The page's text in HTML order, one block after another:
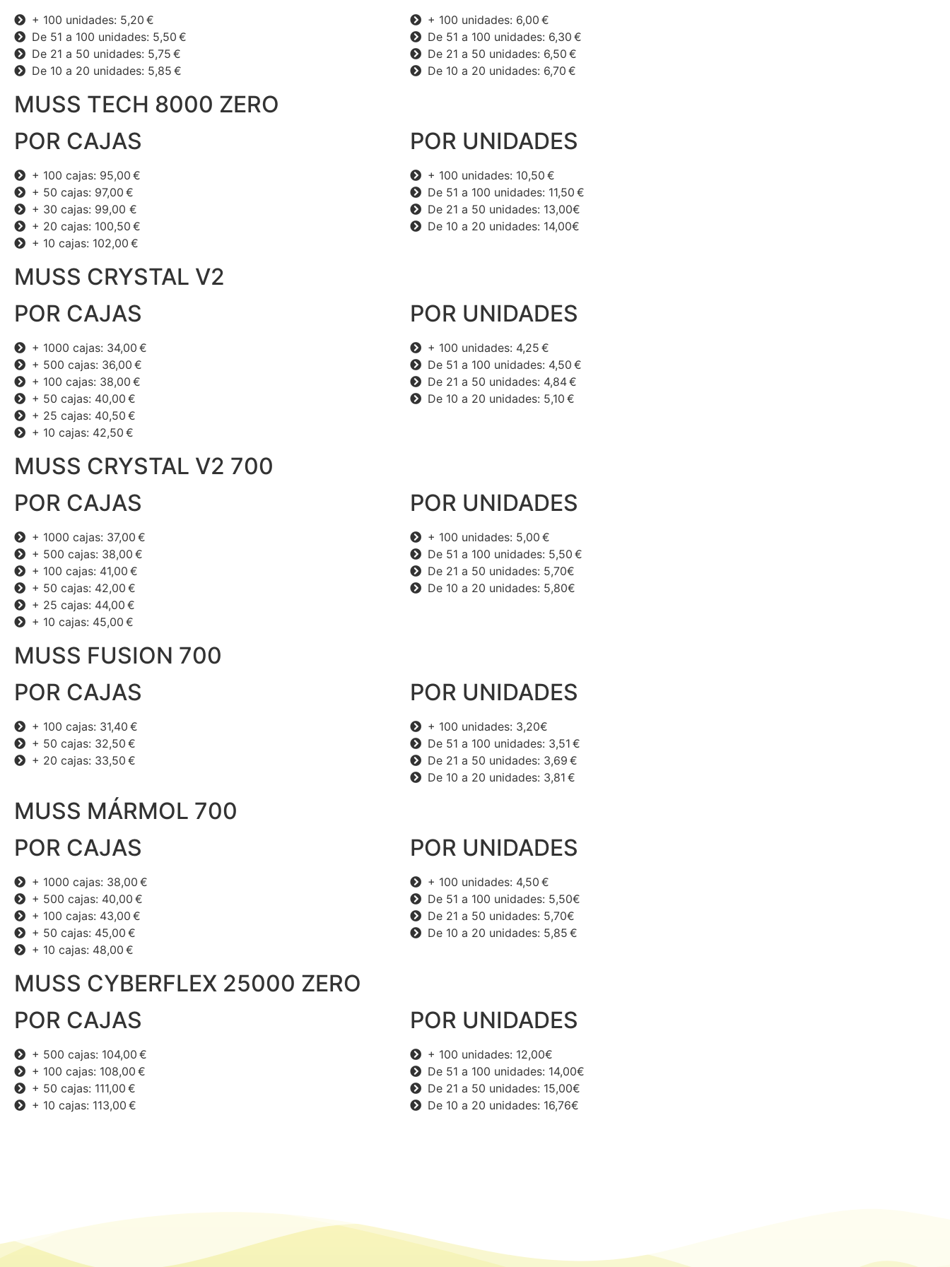
+ 100 unidades: 5,20 €
De 51 a 100 unidades: 5,50 €
De 21 a 50 unidades: 5,75 €
De 10 a 20 unidades: 5,85 €
+ 100 unidades: 6,00 €
De 51 a 100 unidades: 6,30 €
De 21 a 50 unidades: 6,50 €
De 10 a 20 unidades: 6,70 €
MUSS TECH 8000 ZERO
POR CAJAS
+ 100 cajas: 95,00 €
+ 50 cajas: 97,00 €
+ 30 cajas: 99,00 €
+ 20 cajas: 100,50 €
+ 10 cajas: 102,00 €
POR UNIDADES
+ 100 unidades: 10,50 €
De 51 a 100 unidades: 11,50 €
De 21 a 50 unidades: 13,00€
De 10 a 20 unidades: 14,00€
MUSS CRYSTAL V2
POR CAJAS
+ 1000 cajas: 34,00 €
+ 500 cajas: 36,00 €
+ 100 cajas: 38,00 €
+ 50 cajas: 40,00 €
+ 25 cajas: 40,50 €
+ 10 cajas: 42,50 €
POR UNIDADES
+ 100 unidades: 4,25 €
De 51 a 100 unidades: 4,50 €
De 21 a 50 unidades: 4,84 €
De 10 a 20 unidades: 5,10 €
MUSS CRYSTAL V2 700
POR CAJAS
+ 1000 cajas: 37,00 €
+ 500 cajas: 38,00 €
+ 100 cajas: 41,00 €
+ 50 cajas: 42,00 €
+ 25 cajas: 44,00 €
+ 10 cajas: 45,00 €
POR UNIDADES
+ 100 unidades: 5,00 €
De 51 a 100 unidades: 5,50 €
De 21 a 50 unidades: 5,70€
De 10 a 20 unidades: 5,80€
MUSS FUSION 700
POR CAJAS
+ 100 cajas: 31,40 €
+ 50 cajas: 32,50 €
+ 20 cajas: 33,50 €
POR UNIDADES
+ 100 unidades: 3,20€
De 51 a 100 unidades: 3,51 €
De 21 a 50 unidades: 3,69 €
De 10 a 20 unidades: 3,81 €
MUSS MÁRMOL 700
POR CAJAS
+ 1000 cajas: 38,00 €
+ 500 cajas: 40,00 €
+ 100 cajas: 43,00 €
+ 50 cajas: 45,00 €
+ 10 cajas: 48,00 €
POR UNIDADES
+ 100 unidades: 4,50 €
De 51 a 100 unidades: 5,50€
De 21 a 50 unidades: 5,70€
De 10 a 20 unidades: 5,85 €
MUSS CYBERFLEX 25000 ZERO
POR CAJAS
+ 500 cajas: 104,00 €
+ 100 cajas: 108,00 €
+ 50 cajas: 111,00 €
+ 10 cajas: 113,00 €
POR UNIDADES
+ 100 unidades: 12,00€
De 51 a 100 unidades: 14,00€
De 21 a 50 unidades: 15,00€
De 10 a 20 unidades: 16,76€